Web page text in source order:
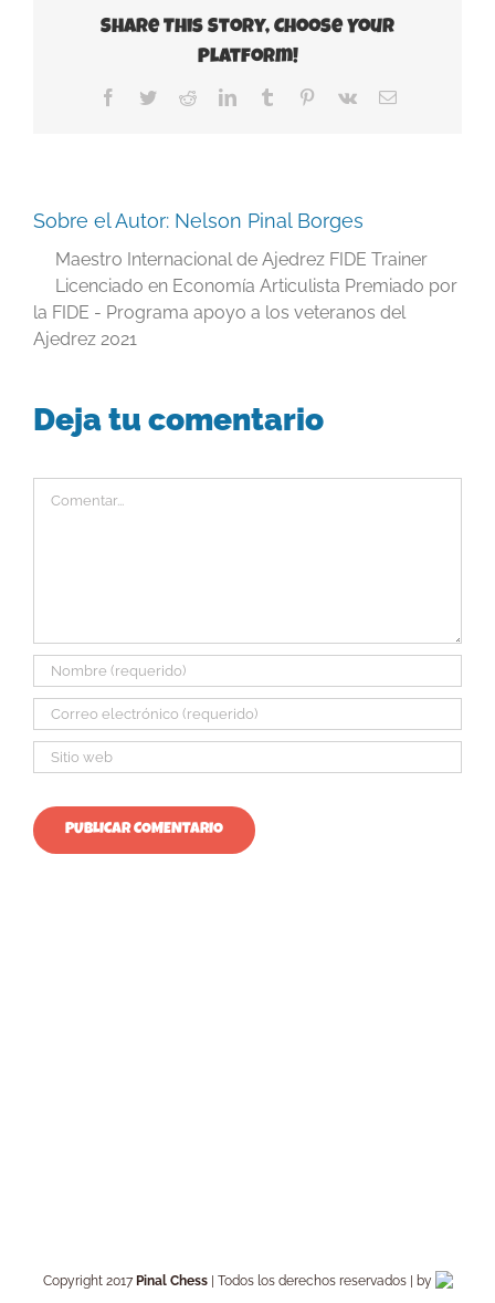
Share This Story, Choose Your
Platform!
Facebook
TwitterRedditLinkedInTumblr Pinterest
Vk
Correo
Sobre el Autor: Nelson Pinal Borges
Maestro Internacional de Ajedrez FIDE Trainer
Licenciado en Economía Articulista Premiado por
la FIDE - Programa apoyo a los veteranos del
Ajedrez 2021
Deja tu comentario
Copyright 2017 Pinal Chess| Todos los derechos reservados | by